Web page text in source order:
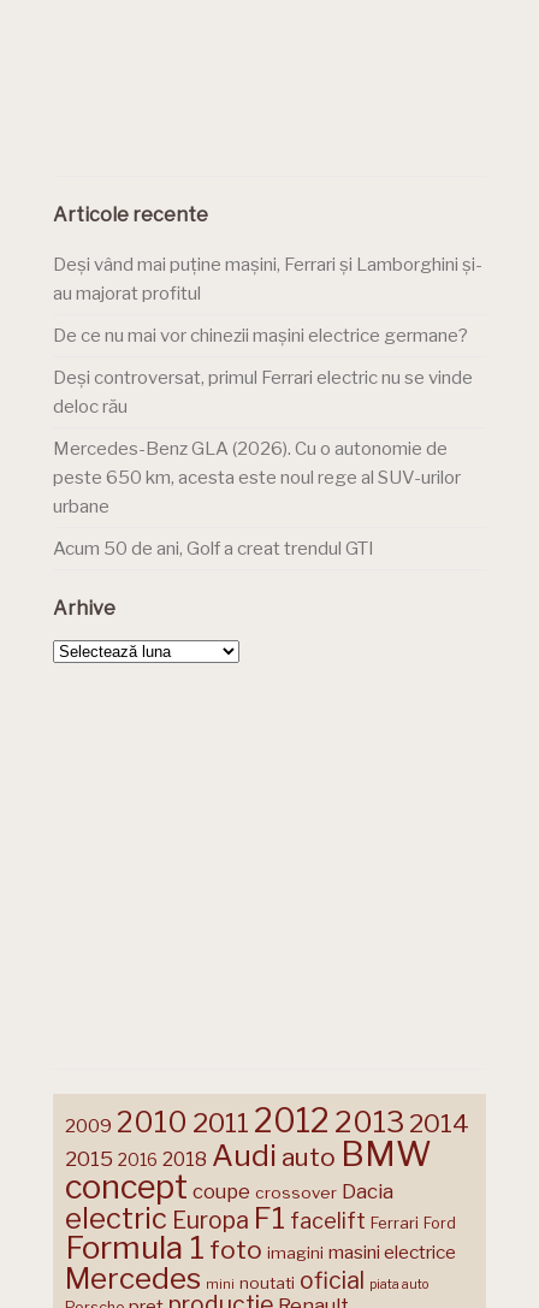
Articole recente
Deși vând mai puține mașini, Ferrari și Lamborghini și-
au majorat profitul
De ce nu mai vor chinezii mașini electrice germane?
Deși controversat, primul Ferrari electric nu se vinde
deloc rău
Mercedes-Benz GLA (2026). Cu o autonomie de
peste 650 km, acesta este noul rege al SUV-urilor
urbane
Acum 50 de ani, Golf a creat trendul GTI
Arhive
Arhive
2009 2010 2011 2012 2013 2014
2015 2016 2018 Audi auto BMW
concept coupe crossover Dacia
electric Europa F1 facelift Ferrari Ford
Formula 1 foto imagini masini electrice
Mercedes mini noutati oficial piata auto